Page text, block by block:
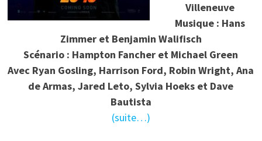
Villeneuve
Musique : Hans
Zimmer et Benjamin Walifisch
Scénario : Hampton Fancher et Michael Green
Avec Ryan Gosling, Harrison Ford, Robin Wright, Ana
de Armas, Jared Leto, Sylvia Hoeks et Dave
Bautista
(suite…)